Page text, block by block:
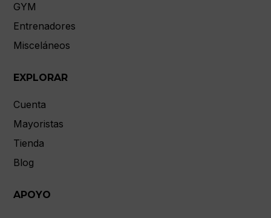
GYM
Entrenadores
Misceláneos
EXPLORAR
Cuenta
Mayoristas
Tienda
Blog
APOYO